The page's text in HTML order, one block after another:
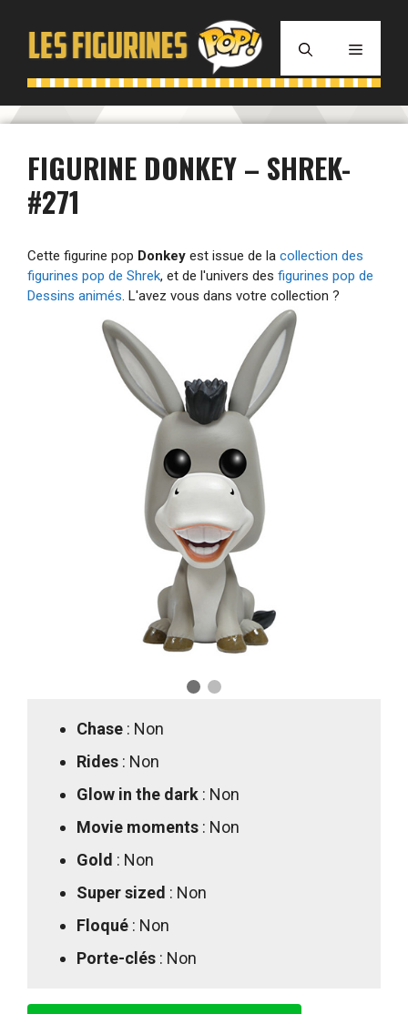
contenu
MENU
FIGURINE DONKEY – SHREK-
#271
Cette figurine pop Donkey est issue de la collection des
figurines pop de Shrek, et de l'univers des figurines pop de
Dessins animés. L'avez vous dans votre collection ?
Chase : Non
Rides : Non
Glow in the dark : Non
Movie moments : Non
Gold : Non
Super sized : Non
Floqué : Non
Porte-clés : Non